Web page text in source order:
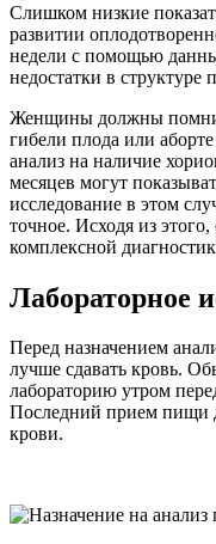
Слишком низкие
развитии
недели с помощью
недостатки в структуре
Женщины должны
гибели плода или
анализ на наличие
месяцев могут
исследование в этом
точное. Исходя из
комплексной
Лабораторное
Перед назначением
лучше сдавать кровь.
лабораторию утром
Последний прием пищи
крови.